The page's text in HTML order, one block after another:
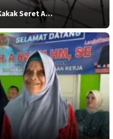
Seret A…